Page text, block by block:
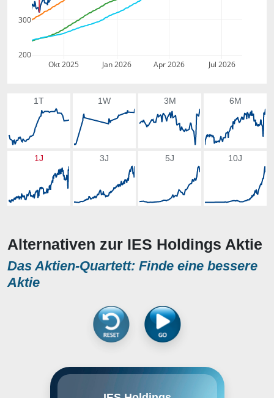
Okt 2025 Jan 2026 Apr 2026 Jul 2026
200
300
1T 1W 3M 6M
1J 3J 5J 10J
Alternativen zur IES Holdings Aktie
Das Aktien-Quartett: Finde eine bessere
Aktie